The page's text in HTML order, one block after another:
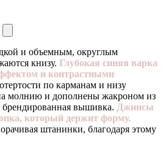
и объемным, округлым
книзу. Глубокая синяя варка
и контрастными
по карманам и низу
молнию и дополнены жакроном из
вышивка. Джинсы
который держит форму.
штанинки, благодаря этому